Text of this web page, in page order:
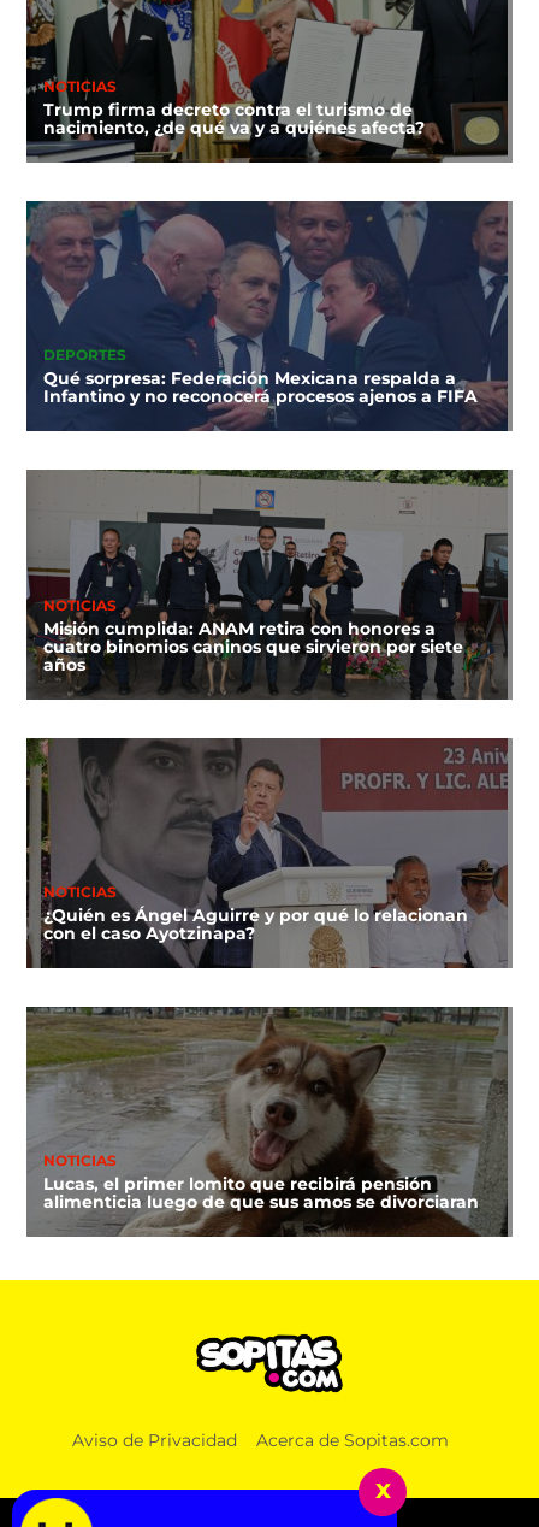
NOTICIAS
Trump firma decreto contra el turismo de
nacimiento, ¿de qué va y a quiénes afecta?
DEPORTES
Qué sorpresa: Federación Mexicana respalda a
Infantino y no reconocerá procesos ajenos a FIFA
NOTICIAS
Misión cumplida: ANAM retira con honores a
cuatro binomios caninos que sirvieron por siete
años
NOTICIAS
¿Quién es Ángel Aguirre y por qué lo relacionan
con el caso Ayotzinapa?
NOTICIAS
Lucas, el primer lomito que recibirá pensión
alimenticia luego de que sus amos se divorciaran
Aviso de Privacidad Acerca de Sopitas.com
x